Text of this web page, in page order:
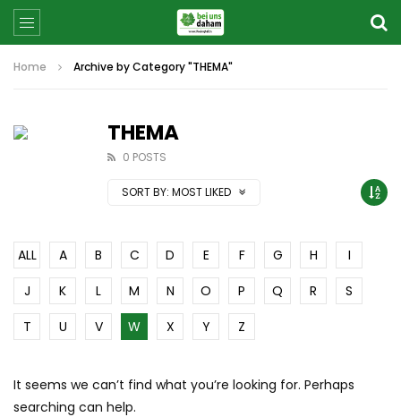
Home Archive by Category "THEMA"
THEMA
0 POSTS
SORT BY: MOST LIKED
ALL A B C D E F G H
I
J
K L M N O P Q R
S
T
U V W X Y Z
It seems we can’t find what you’re looking for. Perhaps
searching can help.